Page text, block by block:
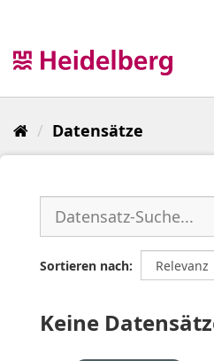
Datensätze
Sortieren nach
Keine